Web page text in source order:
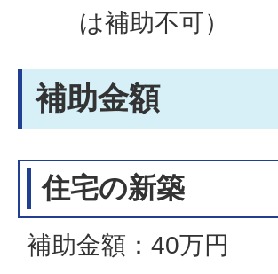
は補助不可）
補助金額
住宅の新築
補助金額：40万円